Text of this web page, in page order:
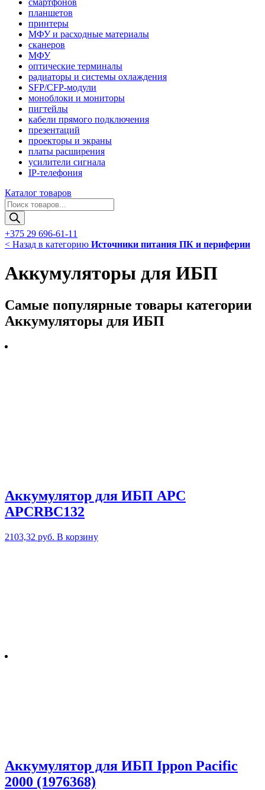
смартфонов
планшетов
принтеры
МФУ и расходные материалы
сканеров
МФУ
оптические терминалы
радиаторы и системы охлаждения
SFP/CFP-модули
моноблоки и мониторы
пигтейлы
кабели прямого подключения
презентаций
проекторы и экраны
платы расширения
усилители сигнала
IP-телефония
Каталог товаров
Поиск
товаров
+375 29 696-61-11
< Назад в категорию Источники питания ПК и периферии
Аккумуляторы для ИБП
Самые популярные товары категории
Аккумуляторы для ИБП
Аккумулятор для ИБП APC
APCRBC132
2103,32 руб. В корзину
Аккумулятор для ИБП Ippon Pacific
2000 (1976368)